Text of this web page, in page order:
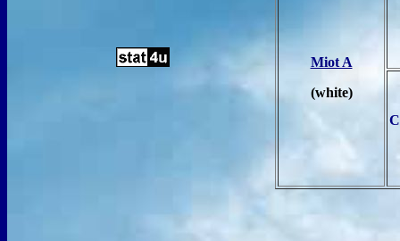
Miot A
(white)